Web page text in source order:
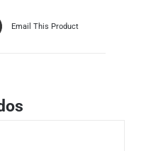
Email This Product